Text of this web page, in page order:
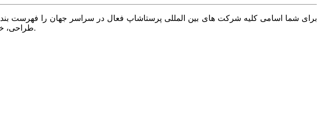
برای شما اسامی کلیه شرکت های بین المللی پرستاشاپ فعال در سراسر جهان را فهرست بندی
طراحی، خریداری، فارسی سازی و عرضه می کنیم. با نیوزپاور همیشه وب سایت خود را بروز و پویا نگه دارید.